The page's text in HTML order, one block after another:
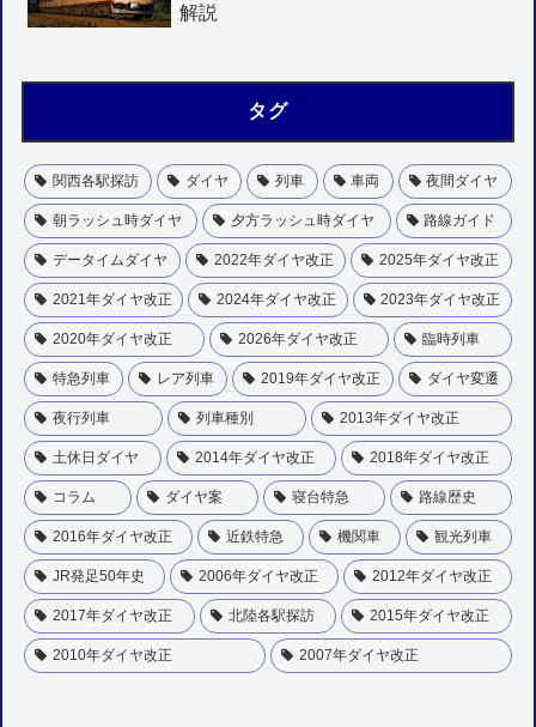
解説
タグ
関西各駅探訪 ダイヤ 列車 車両 夜間ダイヤ
朝ラッシュ時ダイヤ 夕方ラッシュ時ダイヤ 路線ガイド
データイムダイヤ 2022年ダイヤ改正 2025年ダイヤ改正
2021年ダイヤ改正 2024年ダイヤ改正 2023年ダイヤ改正
2020年ダイヤ改正 2026年ダイヤ改正 臨時列車
特急列車 レア列車 2019年ダイヤ改正 ダイヤ変遷
夜行列車 列車種別 2013年ダイヤ改正
土休日ダイヤ 2014年ダイヤ改正 2018年ダイヤ改正
コラム ダイヤ案 寝台特急 路線歴史
2016年ダイヤ改正 近鉄特急 機関車 観光列車
JR発足50年史 2006年ダイヤ改正 2012年ダイヤ改正
2017年ダイヤ改正 北陸各駅探訪 2015年ダイヤ改正
2010年ダイヤ改正 2007年ダイヤ改正